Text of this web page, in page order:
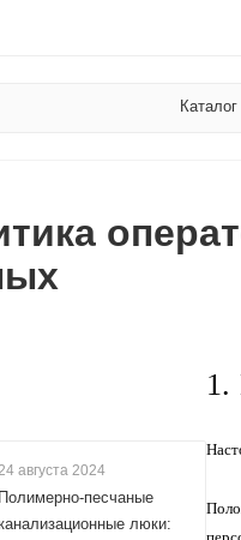
Каталог
1.
августа 2024
Полимерно-песчаные
люки: